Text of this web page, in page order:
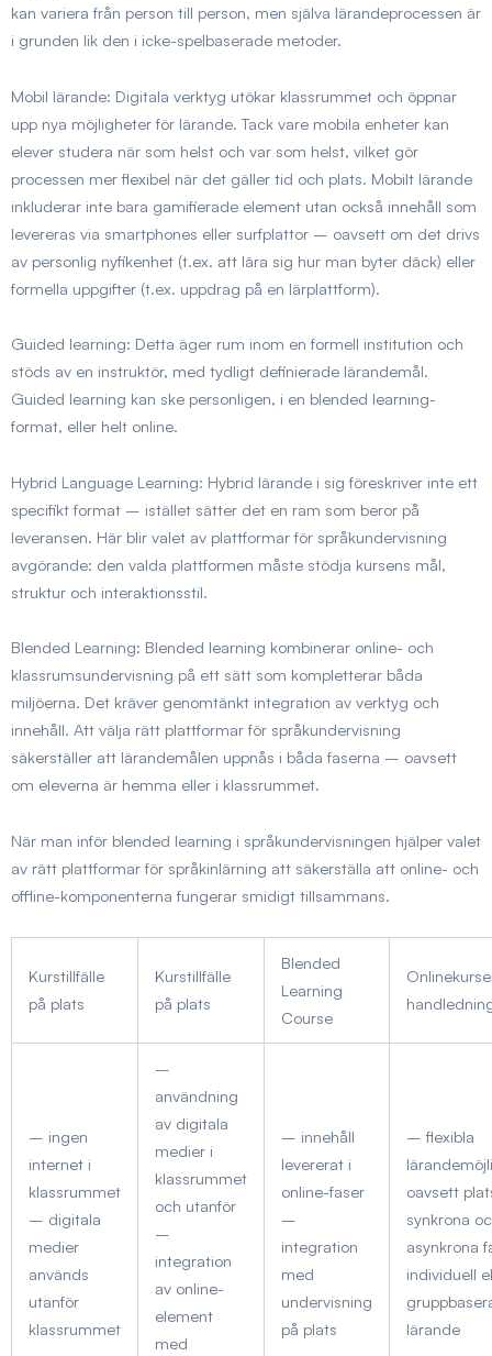
kan variera från person till person, men själva lärandeprocessen är
i grunden lik den i icke-spelbaserade metoder.
Mobil lärande: Digitala verktyg utökar klassrummet och öppnar
upp nya möjligheter för lärande. Tack vare mobila enheter kan
elever studera när som helst och var som helst, vilket gör
processen mer flexibel när det gäller tid och plats. Mobilt lärande
inkluderar inte bara gamifierade element utan också innehåll som
levereras via smartphones eller surfplattor – oavsett om det drivs
av personlig nyfikenhet (t.ex. att lära sig hur man byter däck) eller
formella uppgifter (t.ex. uppdrag på en lärplattform).
Guided learning: Detta äger rum inom en formell institution och
stöds av en instruktör, med tydligt definierade lärandemål.
Guided learning kan ske personligen, i en blended learning-
format, eller helt online.
Hybrid Language Learning: Hybrid lärande i sig föreskriver inte ett
specifikt format – istället sätter det en ram som beror på
leveransen. Här blir valet av plattformar för språkundervisning
avgörande: den valda plattformen måste stödja kursens mål,
struktur och interaktionsstil.
Blended Learning: Blended learning kombinerar online- och
klassrumsundervisning på ett sätt som kompletterar båda
miljöerna. Det kräver genomtänkt integration av verktyg och
innehåll. Att välja rätt plattformar för språkundervisning
säkerställer att lärandemålen uppnås i båda faserna – oavsett
om eleverna är hemma eller i klassrummet.
När man inför blended learning i språkundervisningen hjälper valet
av rätt plattformar för språkinlärning att säkerställa att online- och
offline-komponenterna fungerar smidigt tillsammans.
Kurstillfälle
på plats
Kurstillfälle
på plats
Blended
Learning
Course
– ingen
internet i
klassrummet
– digitala
medier
används
utanför
klassrummet
–
användning
av digitala
medier i
klassrummet
och utanför
–
integration
av online-
element
med
– innehåll
levererat i
online-faser
–
integration
med
undervisning
på plats
– flexibla
oavsett
synkrona
asynkrona
individuell
lärande